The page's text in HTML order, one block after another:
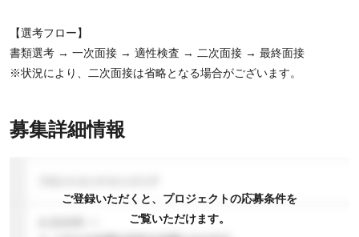
【選考フロー】
書類選考 → 一次面接 → 適性検査 → 二次面接 → 最終面接
※状況により、二次面接は省略となる場合がございます。
募集詳細情報
ご登録いただくと、プロジェクトの応募条件を
ご覧いただけます。